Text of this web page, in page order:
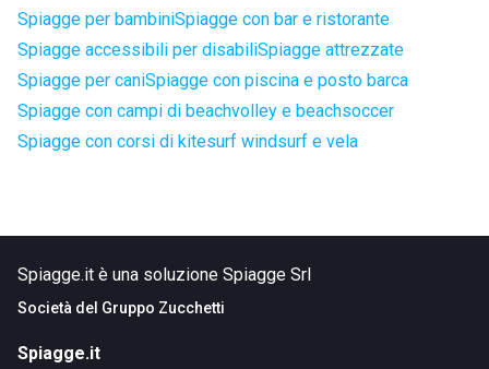
Spiagge per bambiniSpiagge con bar e ristorante
Spiagge accessibili per disabiliSpiagge attrezzate
Spiagge per caniSpiagge con piscina e posto barca
Spiagge con campi di beachvolley e beachsoccer
Spiagge con corsi di kitesurf windsurf e vela
Spiagge.it è una soluzione Spiagge Srl
Società del Gruppo Zucchetti
Spiagge.it